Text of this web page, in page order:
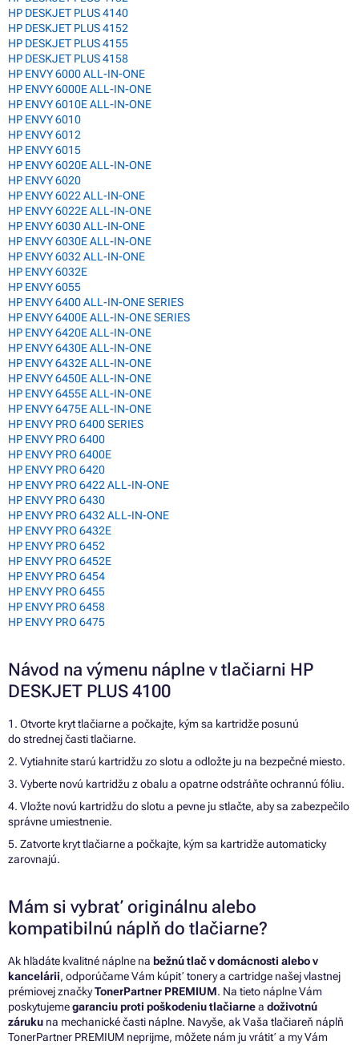
HP DESKJET PLUS 4140
HP DESKJET PLUS 4152
HP DESKJET PLUS 4155
HP DESKJET PLUS 4158
HP ENVY 6000 ALL-IN-ONE
HP ENVY 6000E ALL-IN-ONE
HP ENVY 6010E ALL-IN-ONE
HP ENVY 6010
HP ENVY 6012
HP ENVY 6015
HP ENVY 6020E ALL-IN-ONE
HP ENVY 6020
HP ENVY 6022 ALL-IN-ONE
HP ENVY 6022E ALL-IN-ONE
HP ENVY 6030 ALL-IN-ONE
HP ENVY 6030E ALL-IN-ONE
HP ENVY 6032 ALL-IN-ONE
HP ENVY 6032E
HP ENVY 6055
HP ENVY 6400 ALL-IN-ONE SERIES
HP ENVY 6400E ALL-IN-ONE SERIES
HP ENVY 6420E ALL-IN-ONE
HP ENVY 6430E ALL-IN-ONE
HP ENVY 6432E ALL-IN-ONE
HP ENVY 6450E ALL-IN-ONE
HP ENVY 6455E ALL-IN-ONE
HP ENVY 6475E ALL-IN-ONE
HP ENVY PRO 6400 SERIES
HP ENVY PRO 6400
HP ENVY PRO 6400E
HP ENVY PRO 6420
HP ENVY PRO 6422 ALL-IN-ONE
HP ENVY PRO 6430
HP ENVY PRO 6432 ALL-IN-ONE
HP ENVY PRO 6432E
HP ENVY PRO 6452
HP ENVY PRO 6452E
HP ENVY PRO 6454
HP ENVY PRO 6455
HP ENVY PRO 6458
HP ENVY PRO 6475
Návod na výmenu náplne v tlačiarni HP
DESKJET PLUS 4100
1. Otvorte kryt tlačiarne a počkajte, kým sa kartridže posunú
do strednej časti tlačiarne.
2. Vytiahnite starú kartridžu zo slotu a odložte ju na bezpečné miesto.
3. Vyberte novú kartridžu z obalu a opatrne odstráňte ochrannú fóliu.
4. Vložte novú kartridžu do slotu a pevne ju stlačte, aby sa zabezpečilo
správne umiestnenie.
5. Zatvorte kryt tlačiarne a počkajte, kým sa kartridže automaticky
zarovnajú.
Mám si vybrať originálnu alebo
kompatibilnú náplň do tlačiarne?
Ak hľadáte kvalitné náplne na bežnú tlač v domácnosti alebo v
kancelárii, odporúčame Vám kúpiť tonery a cartridge našej vlastnej
prémiovej značkyTonerPartner PREMIUM. Na tieto náplne Vám
poskytujemegaranciu proti poškodeniu tlačiarnea doživotnú
záruku na mechanické časti náplne. Navyše, ak Vaša tlačiareň náplň
TonerPartner PREMIUM neprijme, môžete nám ju vrátiť a my Vám